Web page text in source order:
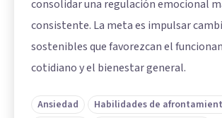
consolidar una regulación emocional
consistente. La meta es impulsar
sostenibles que favorezcan el
cotidiano y el bienestar general.
Ansiedad
Habilidades de